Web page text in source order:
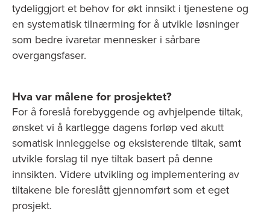
tydeliggjort et behov for økt innsikt i tjenestene og
en systematisk tilnærming for å utvikle løsninger
som bedre ivaretar mennesker i sårbare
overgangsfaser.
Hva var målene for prosjektet?
For å foreslå forebyggende og avhjelpende tiltak,
ønsket vi å kartlegge dagens forløp ved akutt
somatisk innleggelse og eksisterende tiltak, samt
utvikle forslag til nye tiltak basert på denne
innsikten. Videre utvikling og implementering av
tiltakene ble foreslått gjennomført som et eget
prosjekt.